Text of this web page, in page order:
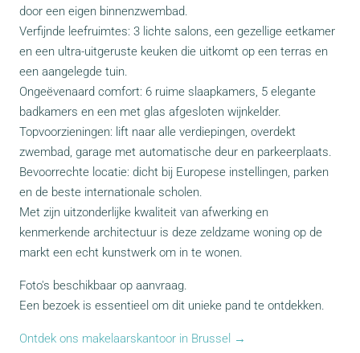
door een eigen binnenzwembad.
Verfijnde leefruimtes: 3 lichte salons, een gezellige eetkamer
en een ultra-uitgeruste keuken die uitkomt op een terras en
een aangelegde tuin.
Ongeëvenaard comfort: 6 ruime slaapkamers, 5 elegante
badkamers en een met glas afgesloten wijnkelder.
Topvoorzieningen: lift naar alle verdiepingen, overdekt
zwembad, garage met automatische deur en parkeerplaats.
Bevoorrechte locatie: dicht bij Europese instellingen, parken
en de beste internationale scholen.
Met zijn uitzonderlijke kwaliteit van afwerking en
kenmerkende architectuur is deze zeldzame woning op de
markt een echt kunstwerk om in te wonen.
Foto's beschikbaar op aanvraag.
Een bezoek is essentieel om dit unieke pand te ontdekken.
Ontdek ons makelaarskantoor in Brussel →